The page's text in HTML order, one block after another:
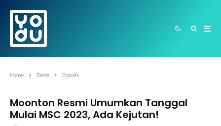
Home Berita Esports
Moonton Resmi Umumkan Tanggal
Mulai MSC 2023, Ada Kejutan!